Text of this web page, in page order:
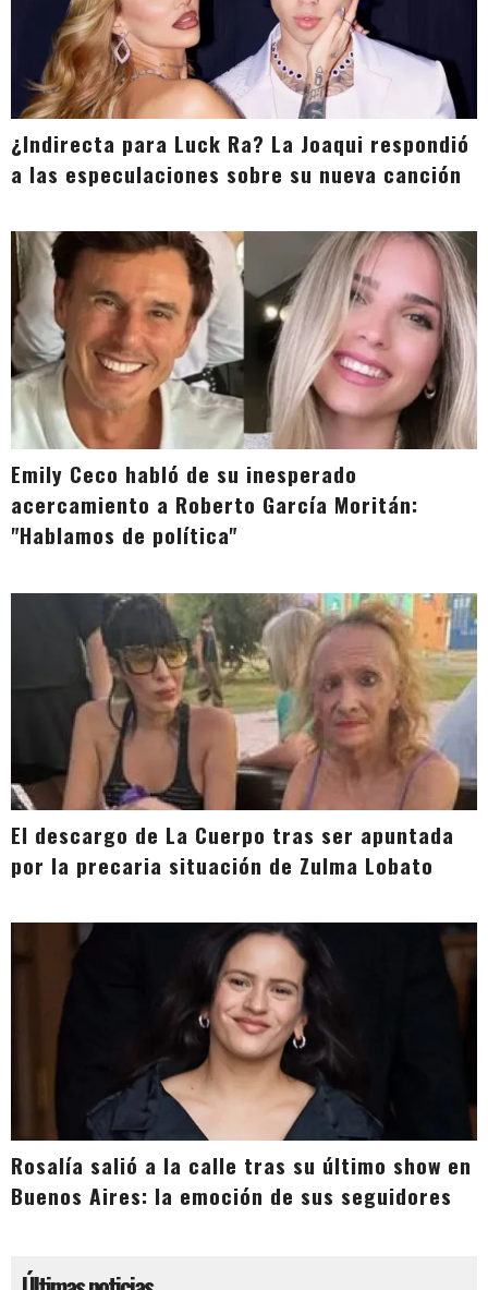
¿Indirecta para Luck Ra? La Joaqui respondió
a las especulaciones sobre su nueva canción
Emily Ceco habló de su inesperado
acercamiento a Roberto García Moritán:
"Hablamos de política"
El descargo de La Cuerpo tras ser apuntada
por la precaria situación de Zulma Lobato
Rosalía salió a la calle tras su último show en
Buenos Aires: la emoción de sus seguidores